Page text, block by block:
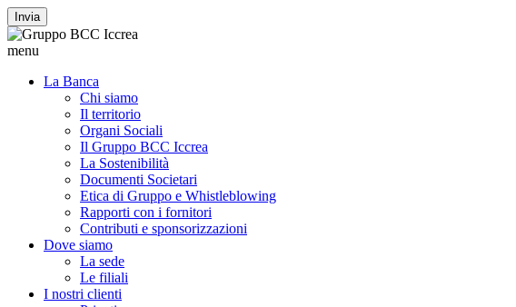
Invia
menu
La Banca
Chi siamo
Il territorio
Organi Sociali
Il Gruppo BCC Iccrea
La Sostenibilità
Documenti Societari
Etica di Gruppo e Whistleblowing
Rapporti con i fornitori
Contributi e sponsorizzazioni
Dove siamo
La sede
Le filiali
I nostri clienti